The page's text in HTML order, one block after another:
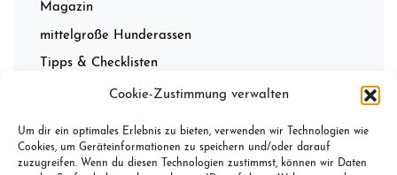
Cookie-Zustimmung verwalten
Um dir ein optimales Erlebnis zu bieten, verwenden wir Technologien wie
Cookies, um Geräteinformationen zu speichern und/oder darauf
zuzugreifen. Wenn du diesen Technologien zustimmst, können wir Daten
Magazin
mittelgroße Hunderassen
Tipps & Checklisten
Wissenwertes